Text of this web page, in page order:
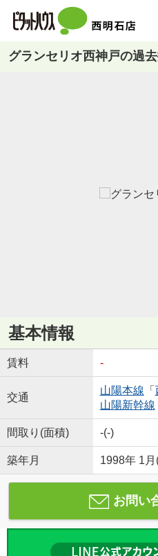
グランセリオ西神戸の過
基本情報
賃料 -
交通
山陽本線 「
山陽新幹線
間取り(面積) -(-)
築年月 1998年 1
お問い